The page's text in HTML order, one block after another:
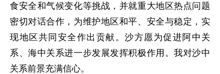
食安全和气候变化等挑战，并就重大地区热点问题
密切对话合作，为维护地区和平、安全与稳定，实
现地区共同安全作出贡献。沙方愿为促进阿中关
系、海中关系进一步发展发挥积极作用。我对沙中
关系前景充满信心。